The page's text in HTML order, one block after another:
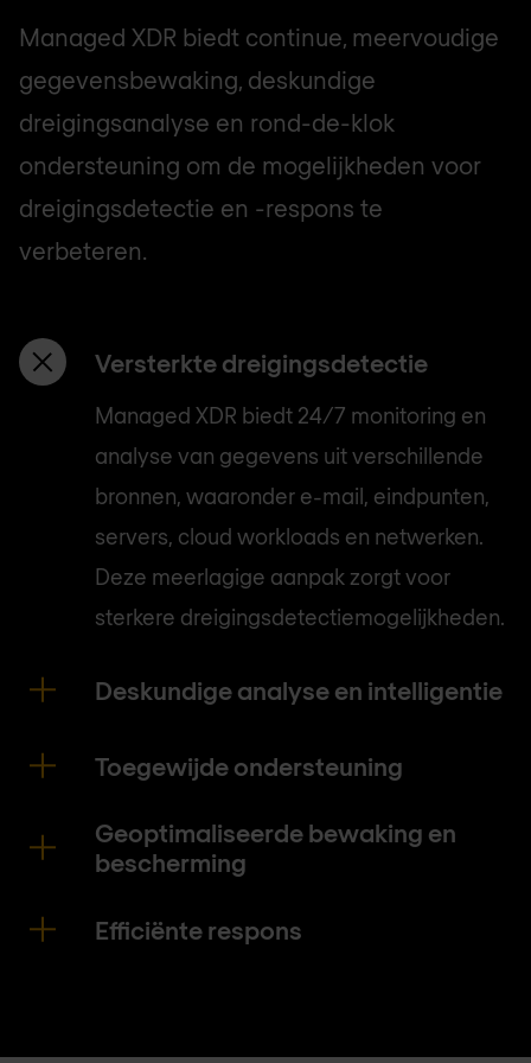
Managed XDR biedt continue, meervoudige
gegevensbewaking, deskundige
dreigingsanalyse en rond-de-klok
ondersteuning om de mogelijkheden voor
dreigingsdetectie en -respons te
verbeteren.
Versterkte dreigingsdetectie
Managed XDR biedt 24/7 monitoring en
analyse van gegevens uit verschillende
bronnen, waaronder e-mail, eindpunten,
servers, cloud workloads en netwerken.
Deze meerlagige aanpak zorgt voor
sterkere dreigingsdetectiemogelijkheden.
Deskundige analyse en intelligentie
Toegewijde ondersteuning
Geoptimaliseerde bewaking en
bescherming
Efficiënte respons